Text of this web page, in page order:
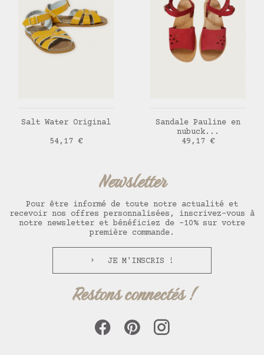
AJOUTER AU PANIER
Salt Water Original
Prix
54,17 €
AJOUTER AU PANIER
Sandale Pauline en
nubuck...
Prix
49,17 €
Newsletter
Pour être informé de toute notre actualité et
recevoir nos offres personnalisées, inscrivez-vous à
notre newsletter et bénéficiez de -10% sur votre
première commande.
JE M'INSCRIS !
Restons connectés !